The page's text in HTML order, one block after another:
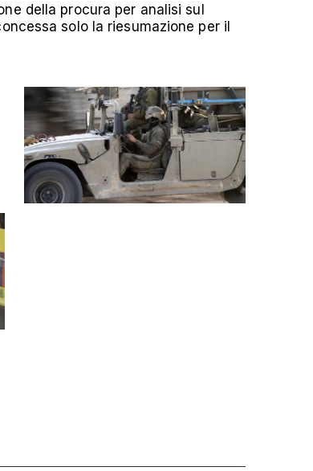
della procura per analisi sul
solo la riesumazione per il